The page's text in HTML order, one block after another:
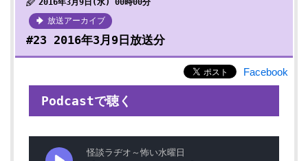
2016年3月9日(水) 00時00分
放送アーカイブ
#23 2016年3月9日放送分
Facebook
Podcastで聴く